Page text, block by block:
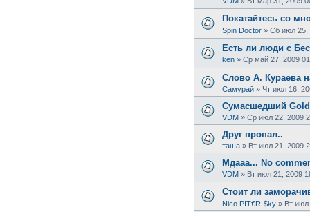
Покатайтесь со
Spin Doctor » Сб июл 25,
Есть ли люди с
ken » Ср май 27, 2009
Слово А. Кураева
Самурай » Чт июл 16,
Сумасшедший
VDM » Ср июл 22, 2009
Друг пропал..
таша » Вт июл 21, 2009
Мдааа... No
VDM » Вт июл 21, 2009
Стоит ли
Nico PIT€R-$ky » Вт июл